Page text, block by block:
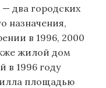
— два городских
назначения,
в 1996, 2000
жилой дом
в 1996 году
площадью